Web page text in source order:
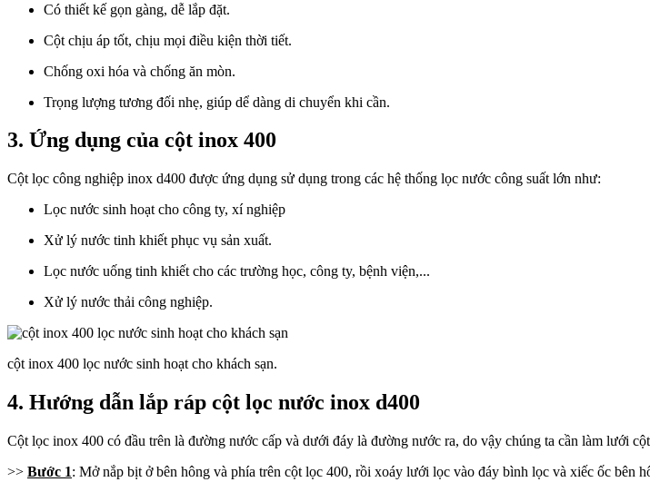
Có thiết kế gọn gàng, dễ lắp đặt.
Cột chịu áp tốt, chịu mọi điều kiện thời tiết.
Chống oxi hóa và chống ăn mòn.
Trọng lượng tương đối nhẹ, giúp dể dàng di chuyển khi cần.
3. Ứng dụng của cột inox 400
Cột lọc công nghiệp inox d400 được ứng dụng sử dụng trong các hệ thống lọc nước công suất lớn như:
Lọc nước sinh hoạt cho công ty, xí nghiệp
Xử lý nước tinh khiết phục vụ sản xuất.
Lọc nước uống tinh khiết cho các trường học, công ty, bệnh viện,...
Xử lý nước thải công nghiệp.
cột inox 400 lọc nước sinh hoạt cho khách sạn.
4. Hướng dẫn lắp ráp cột lọc nước inox d400
Cột lọc inox 400 có đầu trên là đường nước cấp và dưới đáy là đường nước ra, do vậy chúng ta cần làm lưới
>> Bước 1: Mở nắp bịt ở bên hông và phía trên cột lọc 400, rồi xoáy lưới lọc vào đáy bình lọc và xiếc ốc bên